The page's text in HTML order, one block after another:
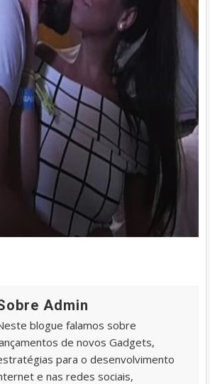
Admin
blogue falamos sobre
de novos Gadgets,
para o desenvolvimento
e nas redes sociais,